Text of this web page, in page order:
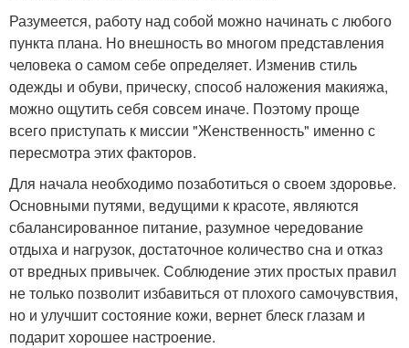
Разумеется, работу над собой можно начинать с любого
пункта плана. Но внешность во многом представления
человека о самом себе определяет. Изменив стиль
одежды и обуви, прическу, способ наложения макияжа,
можно ощутить себя совсем иначе. Поэтому проще
всего приступать к миссии "Женственность" именно с
пересмотра этих факторов.
Для начала необходимо позаботиться о своем здоровье.
Основными путями, ведущими к красоте, являются
сбалансированное питание, разумное чередование
отдыха и нагрузок, достаточное количество сна и отказ
от вредных привычек. Соблюдение этих простых правил
не только позволит избавиться от плохого самочувствия,
но и улучшит состояние кожи, вернет блеск глазам и
подарит хорошее настроение.